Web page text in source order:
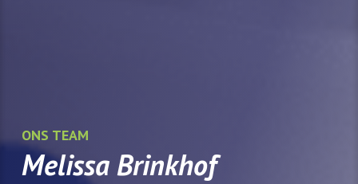
ONS TEAM
Melissa Brinkhof